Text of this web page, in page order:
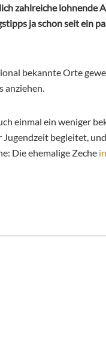
zahlreiche lohnende
ja schon seit ein
bekannte Orte
anziehen.
einmal ein weniger
begleitet,
Die ehemalige Zeche